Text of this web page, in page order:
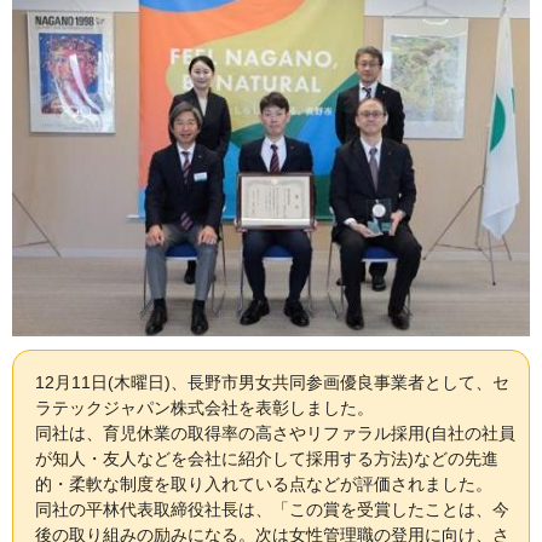
12月11日(木曜日)、長野市男女共同参画優良事業者として、セ
ラテックジャパン株式会社を表彰しました。
同社は、育児休業の取得率の高さやリファラル採用(自社の社員
が知人・友人などを会社に紹介して採用する方法)などの先進
的・柔軟な制度を取り入れている点などが評価されました。
同社の平林代表取締役社長は、「この賞を受賞したことは、今
後の取り組みの励みになる。次は女性管理職の登用に向け、さ